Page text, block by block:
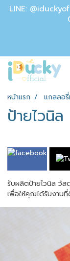
LINE:
หน้าแรก แกลลอ
ป้ายไวนิล
รับผลิตป้ายไวนิล วัส
เพื่อให้คุณได้รับงาน